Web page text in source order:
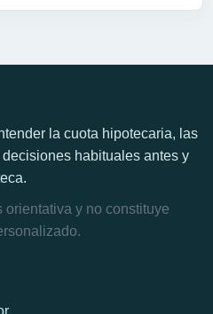
la cuota hipotecaria, las
habituales antes y
orientativa y no constituye